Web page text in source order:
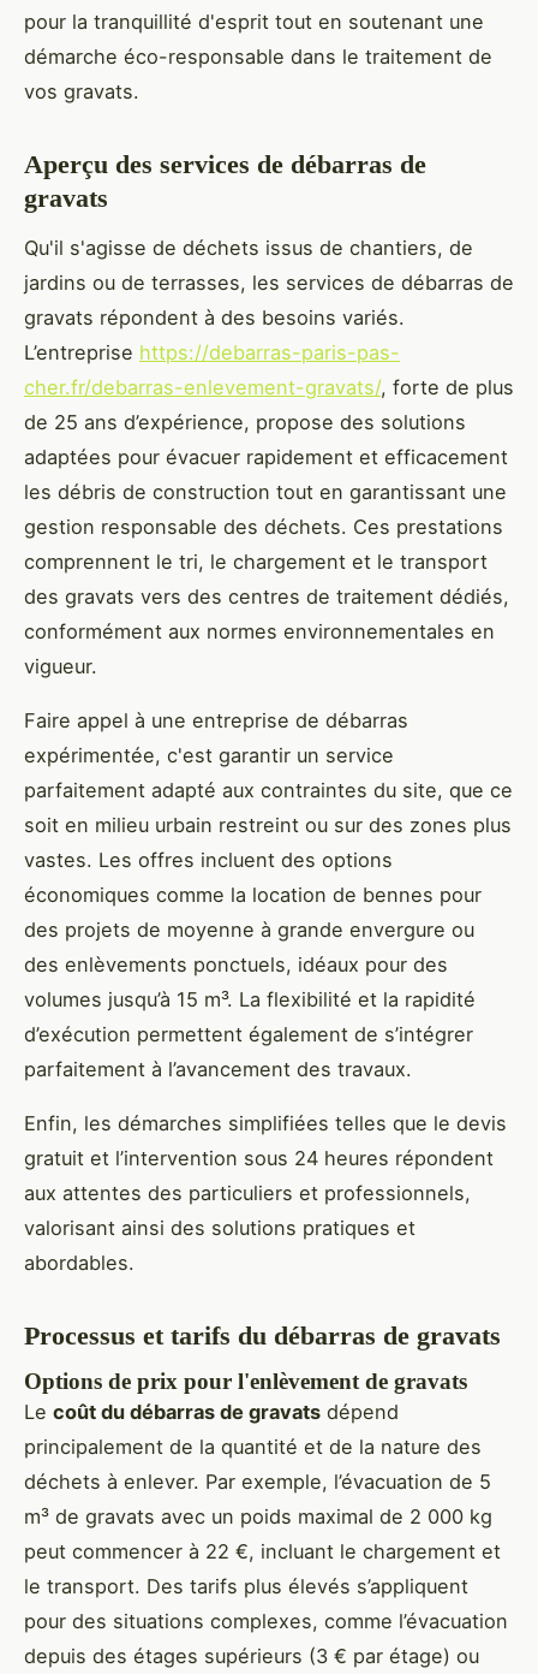
pour la tranquillité d'esprit tout en soutenant une
démarche éco-responsable dans le traitement de
vos gravats.
Aperçu des services de débarras de
gravats
Qu'il s'agisse de déchets issus de chantiers, de
jardins ou de terrasses, les services de débarras de
gravats répondent à des besoins variés.
L’entreprise https://debarras-paris-pas-
cher.fr/debarras-enlevement-gravats/, forte de plus
de 25 ans d’expérience, propose des solutions
adaptées pour évacuer rapidement et efficacement
les débris de construction tout en garantissant une
gestion responsable des déchets. Ces prestations
comprennent le tri, le chargement et le transport
des gravats vers des centres de traitement dédiés,
conformément aux normes environnementales en
vigueur.
Faire appel à une entreprise de débarras
expérimentée, c'est garantir un service
parfaitement adapté aux contraintes du site, que ce
soit en milieu urbain restreint ou sur des zones plus
vastes. Les offres incluent des options
économiques comme la location de bennes pour
des projets de moyenne à grande envergure ou
des enlèvements ponctuels, idéaux pour des
volumes jusqu’à 15 m³. La flexibilité et la rapidité
d’exécution permettent également de s’intégrer
parfaitement à l’avancement des travaux.
Enfin, les démarches simplifiées telles que le devis
gratuit et l’intervention sous 24 heures répondent
aux attentes des particuliers et professionnels,
valorisant ainsi des solutions pratiques et
abordables.
Processus et tarifs du débarras de gravats
Options de prix pour l'enlèvement de gravats
Le coût du débarras de gravats dépend
principalement de la quantité et de la nature des
déchets à enlever. Par exemple, l’évacuation de 5
m³ de gravats avec un poids maximal de 2 000 kg
peut commencer à 22 €, incluant le chargement et
le transport. Des tarifs plus élevés s’appliquent
pour des situations complexes, comme l’évacuation
depuis des étages supérieurs (3 € par étage) ou